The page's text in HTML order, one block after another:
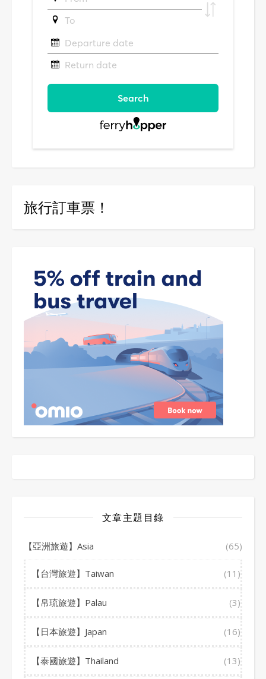
旅行訂車票！
文章主題目錄
【亞洲旅遊】Asia (65)
【台灣旅遊】Taiwan (11)
【帛琉旅遊】Palau (3)
【日本旅遊】Japan (16)
【泰國旅遊】Thailand (13)